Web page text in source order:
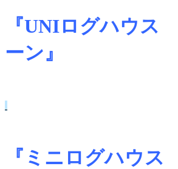
『UNIログハウ
ーン』
『ミニログハウ